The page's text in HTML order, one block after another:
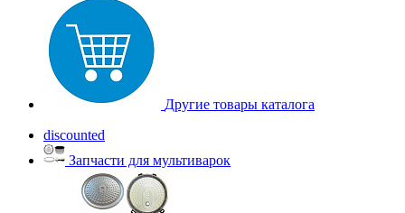
Другие товары каталога
discounted
Запчасти для мультиварок